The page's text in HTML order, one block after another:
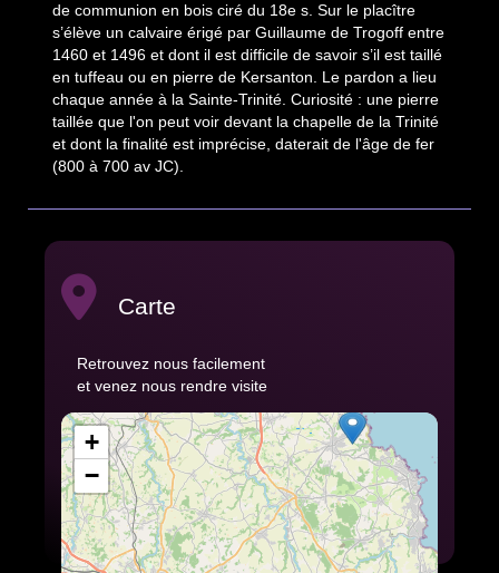
de communion en bois ciré du 18e s. Sur le placître
s’élève un calvaire érigé par Guillaume de Trogoff entre
1460 et 1496 et dont il est difficile de savoir s’il est taillé
en tuffeau ou en pierre de Kersanton. Le pardon a lieu
chaque année à la Sainte-Trinité. Curiosité : une pierre
taillée que l'on peut voir devant la chapelle de la Trinité
et dont la finalité est imprécise, daterait de l'âge de fer
(800 à 700 av JC).
Carte
Retrouvez nous facilement
et venez nous rendre visite
+
−